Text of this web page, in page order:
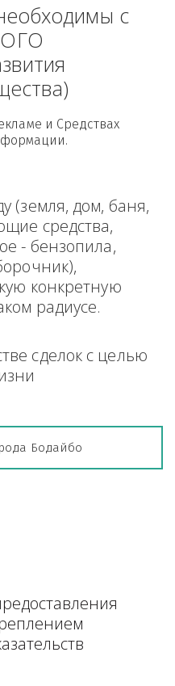
с
и Средствах
(земля, дом, баня,
средства,
- бензопила,
конкретную
радиусе.
сделок с целью
Бодайбо